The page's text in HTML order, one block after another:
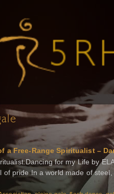
a Free-Range Spiritualist –
for my Life by
of pride In a world made of